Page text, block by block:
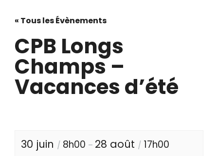
« Tous les Évènements
CPB Longs
Champs –
Vacances d’été
30 juin / 8h00 – 28 août / 17h00